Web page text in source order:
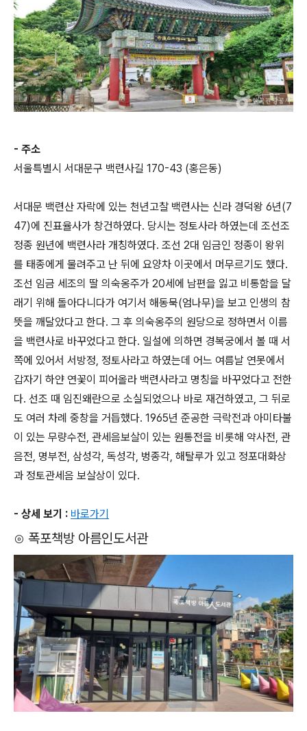
- 주소
서울특별시 서대문구 백련사길 170-43 (홍은동)
서대문 백련산 자락에 있는 천년고찰 백련사는 신라 경덕왕 6년(7
47)에 진표율사가 창건하였다. 당시는 정토사라 하였는데 조선조
정종 원년에 백련사라 개칭하였다. 조선 2대 임금인 정종이 왕위
를 태종에게 물려주고 난 뒤에 요양차 이곳에서 머무르기도 했다.
조선 임금 세조의 딸 의숙옹주가 20세에 남편을 잃고 비통함을 달
래기 위해 돌아다니다가 여기서 해동묵(엄나무)을 보고 인생의 참
뜻을 깨달았다고 한다. 그 후 의숙옹주의 원당으로 정하면서 이름
을 백련사로 바꾸었다고 한다. 일설에 의하면 경복궁에서 볼 때 서
쪽에 있어서 서방정, 정토사라고 하였는데 어느 여름날 연못에서
갑자기 하얀 연꽃이 피어올라 백련사라고 명칭을 바꾸었다고 전한
다. 선조 때 임진왜란으로 소실되었으나 바로 재건하였고, 그 뒤로
도 여러 차례 중창을 거듭했다. 1965년 준공한 극락전과 아미타불
이 있는 무량수전, 관세음보살이 있는 원통전을 비롯해 약사전, 관
음전, 명부전, 삼성각, 독성각, 벙종각, 해탈루가 있고 정포대화상
과 정토관세음 보살상이 있다.
- 상세 보기 : 바로가기
⊙ 폭포책방 아름인도서관